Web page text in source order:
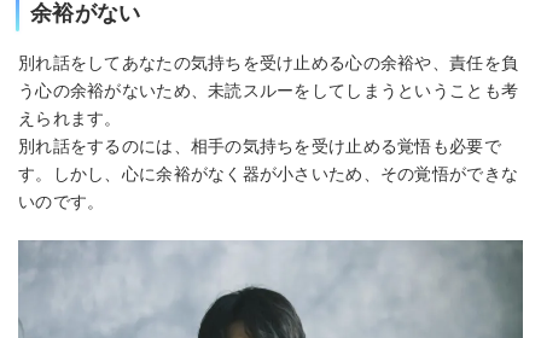
余裕がない
別れ話をしてあなたの気持ちを受け止める心の余裕や、責任を負
う心の余裕がないため、未読スルーをしてしまうということも考
えられます。
別れ話をするのには、相手の気持ちを受け止める覚悟も必要で
す。しかし、心に余裕がなく器が小さいため、その覚悟ができな
いのです。